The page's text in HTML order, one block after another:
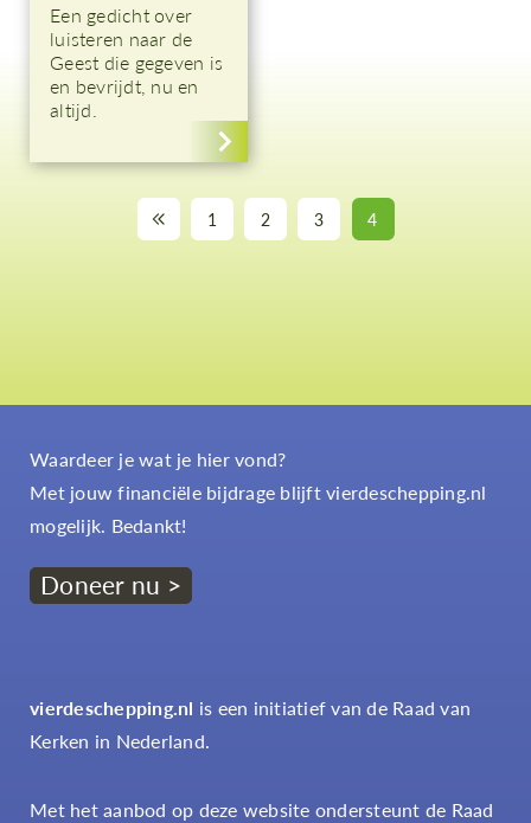
Een gedicht over
luisteren naar de
Geest die gegeven is
en bevrijdt, nu en
altijd.
1 2 3 4
Waardeer je wat je hier vond?
Met jouw financiële bijdrage blijft vierdeschepping.nl
mogelijk. Bedankt!
Doneer nu >
vierdeschepping.nl is een initiatief van de Raad van
Kerken in Nederland.
Met het aanbod op deze website ondersteunt de Raad